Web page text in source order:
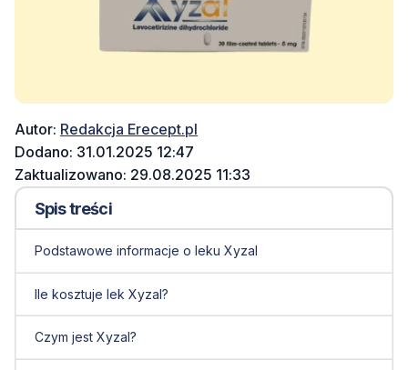
Autor: Redakcja Erecept.pl
Dodano: 31.01.2025 12:47
Zaktualizowano: 29.08.2025 11:33
Spis treści
Podstawowe informacje o leku Xyzal
Ile kosztuje lek Xyzal?
Czym jest Xyzal?